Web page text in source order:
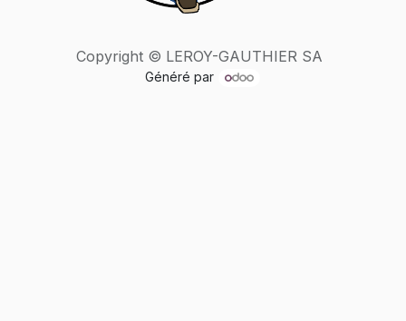
Copyright © LEROY-GAUTHIER SA
Généré par